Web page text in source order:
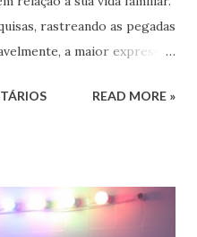
rastreando as pegadas
a maior expressão
esclarecer um pouco mais
da querida amiga Lúcia
residente em
READ MORE »